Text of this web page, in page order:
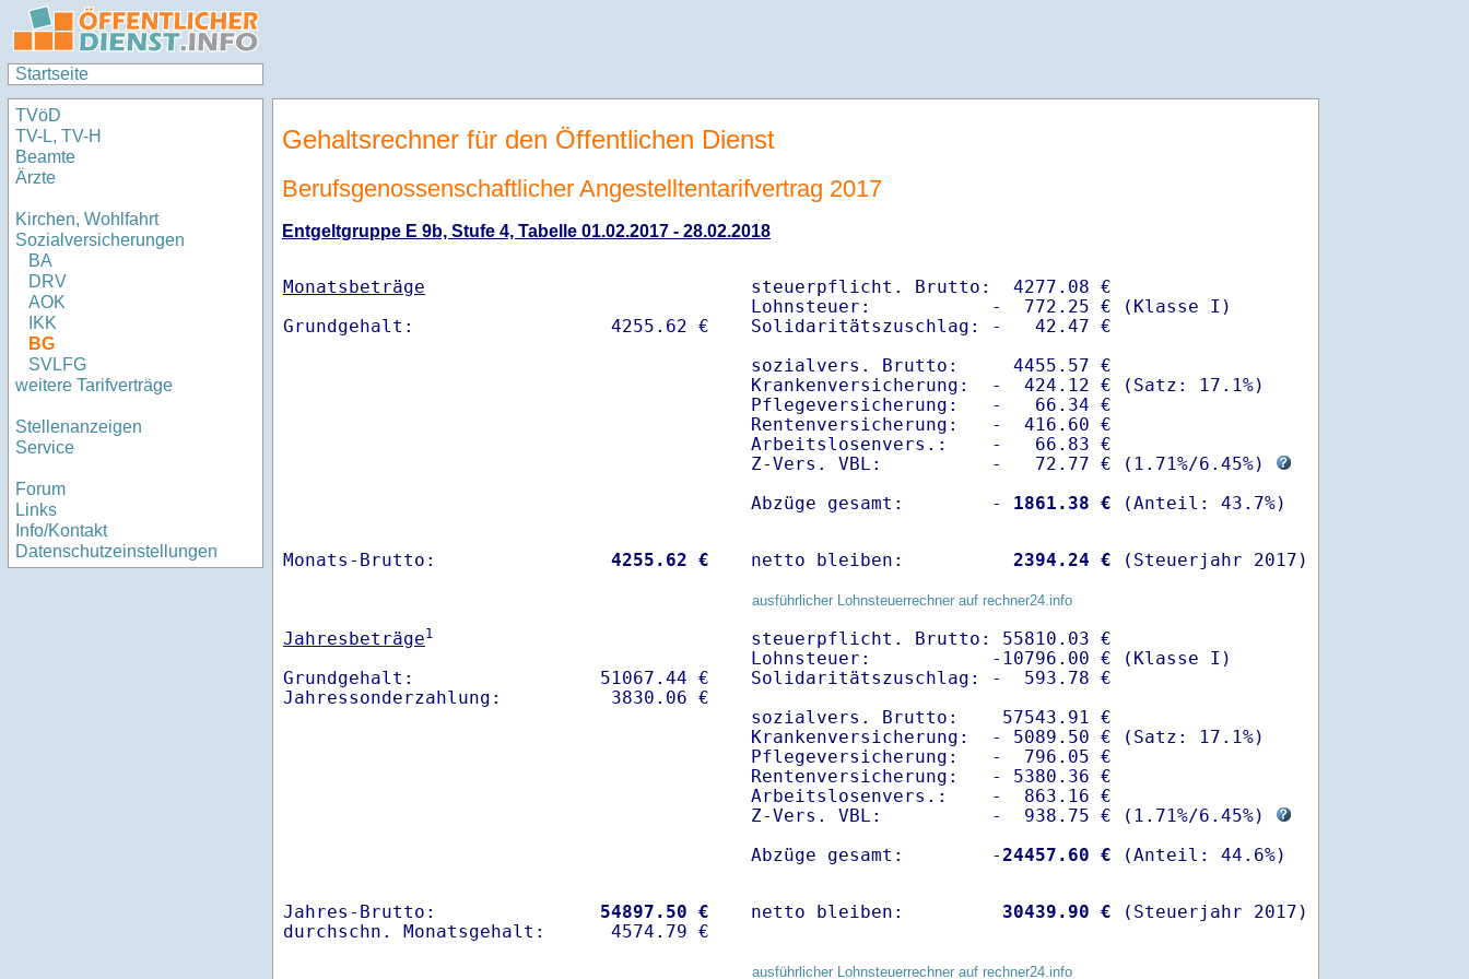
Startseite
TVöD
TV-L, TV-H
Beamte
Ärzte
Kirchen, Wohlfahrt
Sozialversicherungen
BA
DRV
AOK
IKK
BG
SVLFG
weitere Tarifverträge
Stellenanzeigen
Service
Forum
Links
Info/Kontakt
Datenschutzeinstellungen
Gehaltsrechner für den Öffentlichen Dienst
Berufsgenossenschaftlicher Angestelltentarifvertrag 2017
Entgeltgruppe E 9b, Stufe 4, Tabelle 01.02.2017 - 28.02.2018
Monatsbeträge
steuerpflicht. Brutto:  4277.08 €
Lohnsteuer:           -  772.25 € (Klasse I)
Solidaritätszuschlag: -   42.47 €
sozialvers. Brutto:     4455.57 €
Krankenversicherung:  -  424.12 € (Satz: 17.1%)
Pflegeversicherung:   -   66.34 €
Rentenversicherung:   -  416.60 €
Arbeitslosenvers.:    -   66.83 €
Z-Vers. VBL:          -   72.77 € ( 1.71%/6.45%)
Abzüge gesamt:        -
1861.38 €
Monats-Brutto: 4255.62 € netto bleiben: 2394.24 € (Steuerjahr 2017)
ausführlicher Lohnsteuerrechner auf rechner24.info
Jahresbeträge1
Grundgehalt:                 51067.44 €
steuerpflicht. Brutto: 55810.03 €
Lohnsteuer:           -10796.00 € (Klasse I)
Solidaritätszuschlag: -  593.78 €
sozialvers. Brutto:    57543.91 €
Krankenversicherung:  - 5089.50 € (Satz: 17.1%)
Pflegeversicherung:   -  796.05 €
Rentenversicherung:   - 5380.36 €
Arbeitslosenvers.:    -  863.16 €
Z-Vers. VBL:          -  938.75 € ( 1.71%/6.45%)
Abzüge gesamt:        -24457.60 €
Jahres-Brutto: 54897.50 €
netto bleiben: 30439.90 € (Steuerjahr 2017)
ausführlicher Lohnsteuerrechner auf rechner24.info